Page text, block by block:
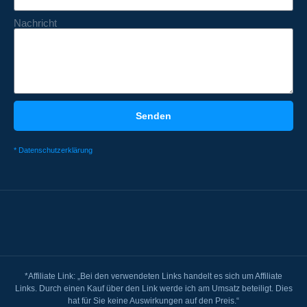
Nachricht
Senden
* Datenschutzerklärung
*Affiliate Link: „Bei den verwendeten Links handelt es sich um Affiliate
Links. Durch einen Kauf über den Link werde ich am Umsatz beteiligt. Dies
hat für Sie keine Auswirkungen auf den Preis.“